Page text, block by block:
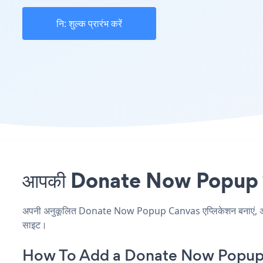
नि: शुल्क प्रारंभ करें
आपकी Donate Now Popup
अपनी अनुकूलित Donate Now Popup Canvas एप्लिकेशन बनाएं,
साइट।
How To Add a Donate Now